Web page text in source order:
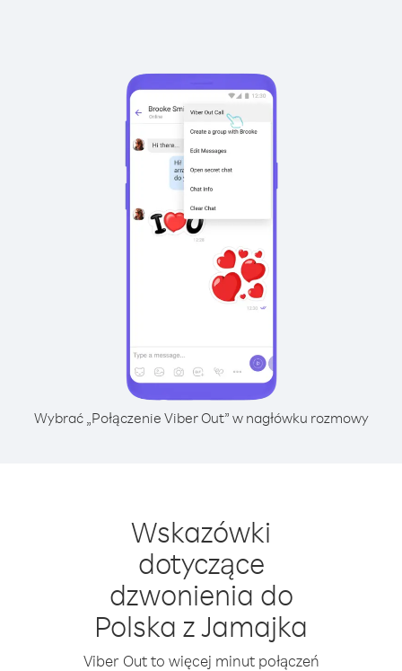
Wybrać „Połączenie Viber Out” w nagłówku rozmowy
Wskazówki
dotyczące
dzwonienia do
Polska z Jamajka
Viber Out to więcej minut połączeń